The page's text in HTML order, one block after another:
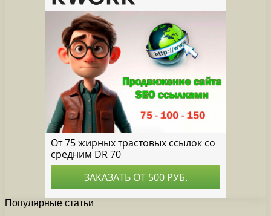
Популярные статьи